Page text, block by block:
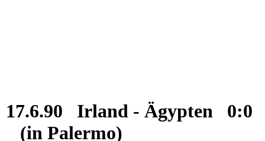
17.6.90 Irland - Ägypten 0:0
(in Palermo)